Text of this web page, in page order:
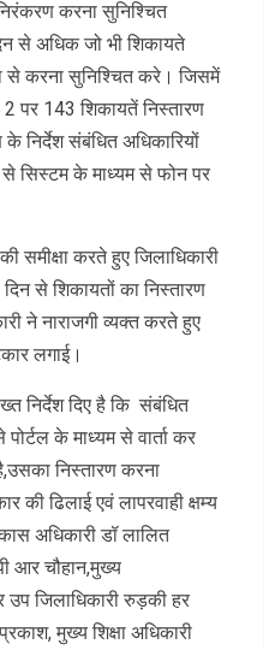
करना सुनिश्चित
से अधिक जो भी शिकायते
से करना सुनिश्चित करे। जिसमें
पर 143 शिकायतें निस्तारण
निर्देश संबंधित अधिकारियों
से सिस्टम के माध्यम से फोन पर
समीक्षा करते हुए जिलाधिकारी
दिन से शिकायतों का निस्तारण
ने नाराजगी व्यक्त करते हुए
लगाई।
निर्देश दिए है कि संबंधित
के माध्यम से वार्ता कर
निस्तारण करना
की ढिलाई एवं लापरवाही क्षम्य
अधिकारी डॉ लालित
आर चौहान,मुख्य
उप जिलाधिकारी रुड़की हर
मुख्य शिक्षा अधिकारी